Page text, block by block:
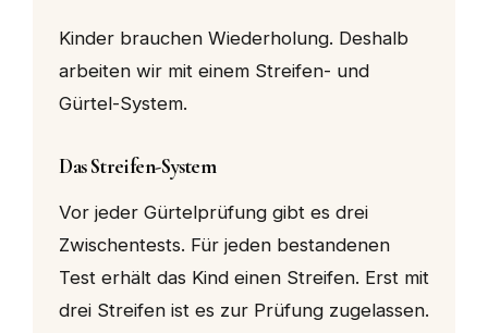
Kinder brauchen Wiederholung. Deshalb
arbeiten wir mit einem Streifen- und
Gürtel-System.
Das Streifen-System
Vor jeder Gürtelprüfung gibt es drei
Zwischentests. Für jeden bestandenen
Test erhält das Kind einen Streifen. Erst mit
drei Streifen ist es zur Prüfung zugelassen.